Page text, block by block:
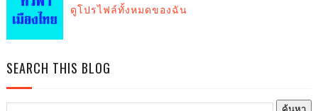
ดูโปรไฟล์ทั้งหมดของฉัน
SEARCH THIS BLOG